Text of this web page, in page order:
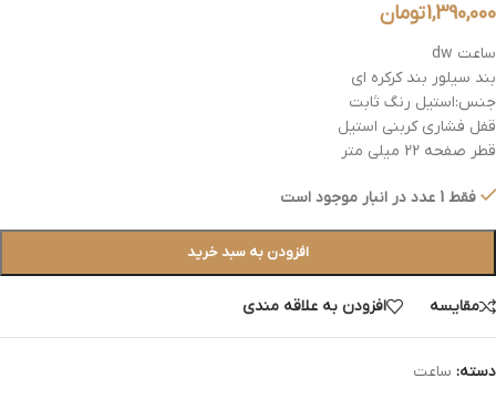
1,390,000تومان
ساعت dw
بند سیلور بند کرکره ای
جنس:استیل رنگ ثابت
قفل فشاری کربنی استیل
قطر صفحه 22 میلی متر
فقط 1 عدد در انبار موجود است
افزودن به سبد خرید
مقایسه افزودن به علاقه مندی
دسته: ساعت